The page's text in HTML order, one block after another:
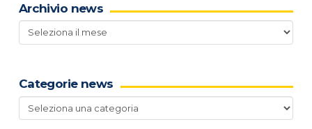
Archivio news
Archivio
news
Categorie news
Categorie
news